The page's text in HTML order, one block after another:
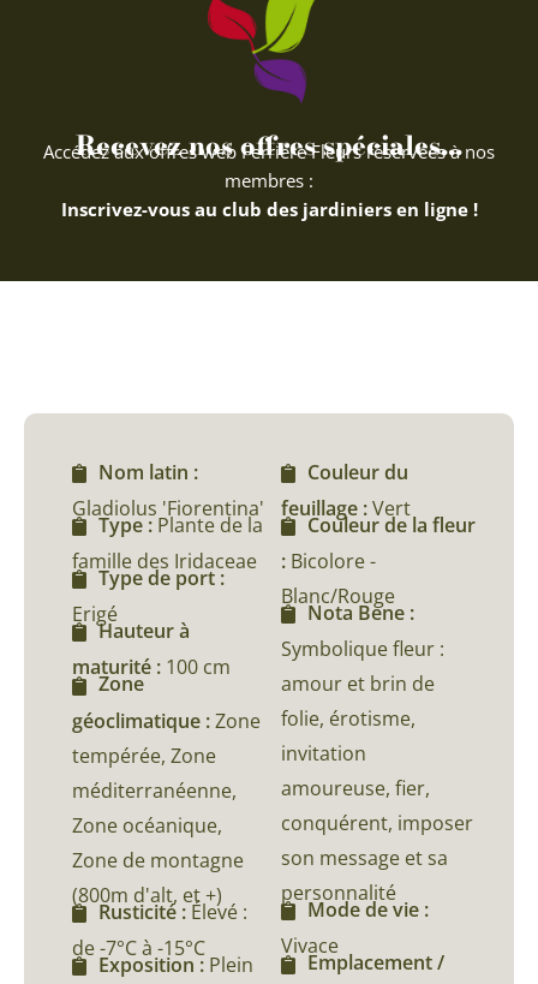
Recevez nos offres spéciales...
Accédez aux offres web Ferriere Fleurs réservées à nos
membres :
Inscrivez-vous au club des jardiniers en ligne !
Nom latin :
Gladiolus 'Fiorentina'
Type : Plante de la
famille des Iridaceae
Type de port :
Erigé
Hauteur à
maturité : 100 cm
Zone
géoclimatique :Zone
tempérée, Zone
méditerranéenne,
Zone océanique,
Zone de montagne
(800m d'alt, et +)
Rusticité : Élevé :
de -7°C à -15°C
Exposition : Plein
Couleur du
feuillage :Vert
Couleur de la fleur
: Bicolore -
Blanc/Rouge
Nota Bene :
Symbolique fleur :
amour et brin de
folie, érotisme,
invitation
amoureuse, fier,
conquérent, imposer
son message et sa
personnalité
Mode de vie :
Vivace
Emplacement /